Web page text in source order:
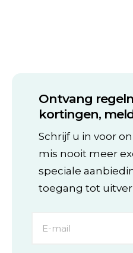
Ontvang
kortingen,
Schrijf u in voor
mis nooit meer
speciale
toegang tot